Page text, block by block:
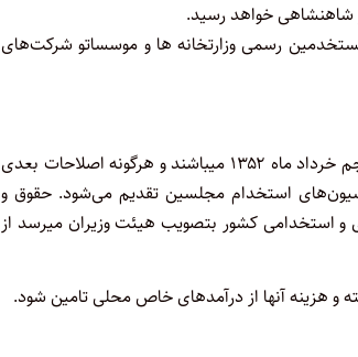
شاهنشاهی خواهد رسید.
رسمی وزارتخانه ها و موسساتو شرکتهای
پ – شرکتهای دولتی – شرکتهای مذکور مشمول مقررات استخدامی شرکتهای دولتی مصوب پنجم خرداد ماه ۱۳۵۲ میباشند و هرگونه اصلاحات بعدی‌
های استخدام مجلسین تقدیم میشود. ‌حقوق و
و استخدامی کشور بتصویب هیئت وزیران‌ میرسد از
و هزینه آنها از درآمدهای خاص محلی تامین شود.